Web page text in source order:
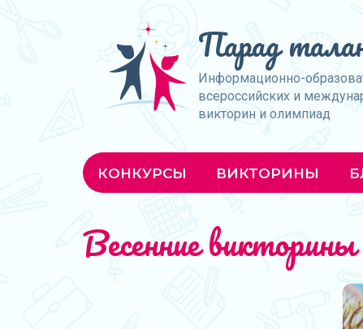
Парад
Информационно-
всероссийских и
викторин и олимпиад
КОНКУРСЫ ВИКТОРИНЫ
Весенние викторины